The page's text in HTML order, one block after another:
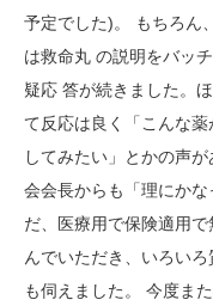
予定でした)。 もちろん
は救命丸 の説明をバッ
疑応 答が続きました。
て反応は良く「こんな
してみたい」とかの声
会会長からも「理にか
だ、医療用で保険適用
んでいただき、いろい
も伺えました。 今度ま